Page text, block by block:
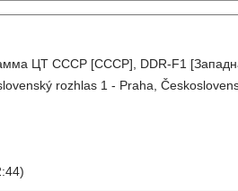
ЦТ СССР [СССР], DDR-F1
rozhlas 1 - Praha,